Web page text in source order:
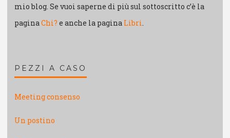
mio blog. Se vuoi saperne di più sul sottoscritto c’è la
paginaChi? e anche la pagina Libri.
PEZZI A CASO
Meeting consenso
Un postino